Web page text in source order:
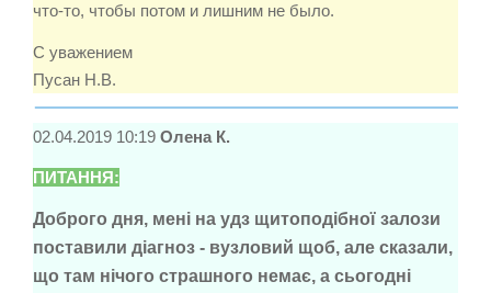
что-то, чтобы потом и лишним не было.
С уважением
Пусан Н.В.
02.04.2019 10:19 Олена К.
ПИТАННЯ:
Доброго дня, мені на удз щитоподібної залози
поставили діагноз - вузловий щоб, але сказали,
що там нічого страшного немає, а сьогодні